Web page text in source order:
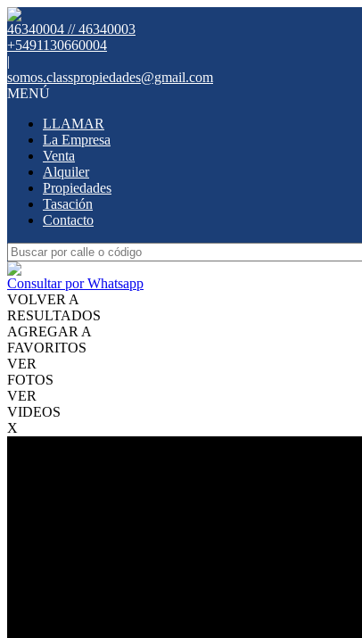
46340004 // 46340003
+5491130660004
|
somos.classpropiedades@gmail.com
MENÚ
LLAMAR
La Empresa
Venta
Alquiler
Propiedades
Tasación
Contacto
Consultar por Whatsapp
VOLVER A
RESULTADOS
AGREGAR A
FAVORITOS
VER
FOTOS
VER
VIDEOS
X